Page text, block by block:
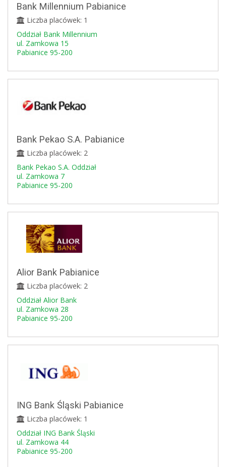
Bank Millennium Pabianice
Liczba placówek: 1
Oddział Bank Millennium
ul. Zamkowa 15
Pabianice 95-200
Bank Pekao S.A. Pabianice
Liczba placówek: 2
Bank Pekao S.A. Oddział
ul. Zamkowa 7
Pabianice 95-200
Alior Bank Pabianice
Liczba placówek: 2
Oddział Alior Bank
ul. Zamkowa 28
Pabianice 95-200
ING Bank Śląski Pabianice
Liczba placówek: 1
Oddział ING Bank Śląski
ul. Zamkowa 44
Pabianice 95-200